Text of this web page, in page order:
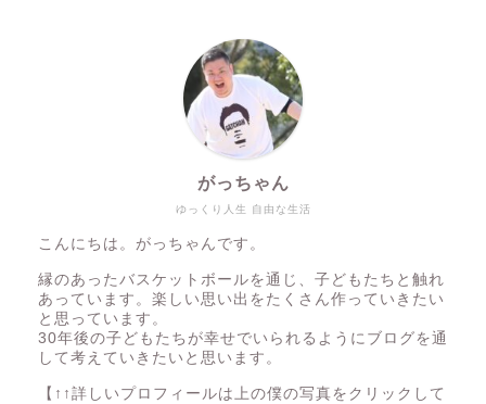
ゆっくり人生 自由な生活
がっちゃん
こんにちは。がっちゃんです。
縁のあったバスケットボールを通じ、子どもたちと触れ
あっています。楽しい思い出をたくさん作っていきたい
と思っています。
30年後の子どもたちが幸せでいられるようにブログを通
して考えていきたいと思います。
【↑↑詳しいプロフィールは上の僕の写真をクリックして